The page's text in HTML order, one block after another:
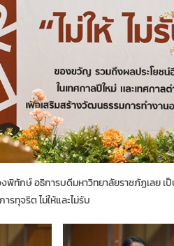
พิทักษ์ อธิการบดีมหาวิทยาลัยราชภัฏเลย เ
รทุจริต ไม่ให้และไม่รับ